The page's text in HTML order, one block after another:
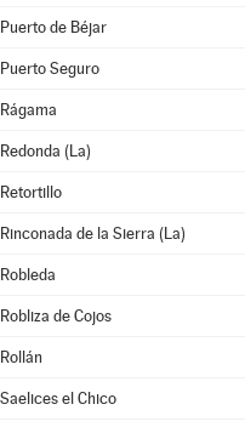
Puerto de Béjar
Puerto Seguro
Rágama
Redonda (La)
Retortillo
Rinconada de la Sierra (La)
Robleda
Robliza de Cojos
Rollán
Saelices el Chico